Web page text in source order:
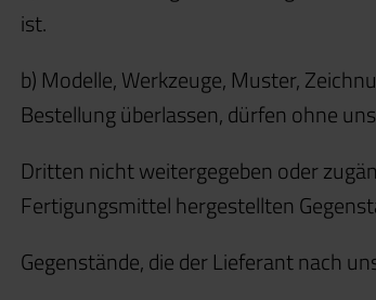
ist.
b) Modelle, Werkzeuge, Muster,
Bestellung überlassen, dürfen ohne
Dritten nicht weitergegeben oder
Fertigungsmittel hergestellten
Gegenstände, die der Lieferant nach